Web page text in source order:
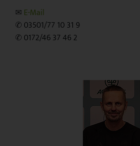
✉ E-Mail
✆ 03501/77 10 31 9
✆ 0172/46 37 46 2